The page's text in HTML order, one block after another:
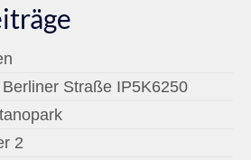
Straße IP5K6250
2